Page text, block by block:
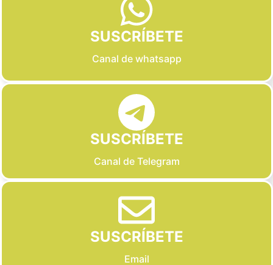
SUSCRÍBETE
Canal de whatsapp
SUSCRÍBETE
Canal de Telegram
SUSCRÍBETE
Email